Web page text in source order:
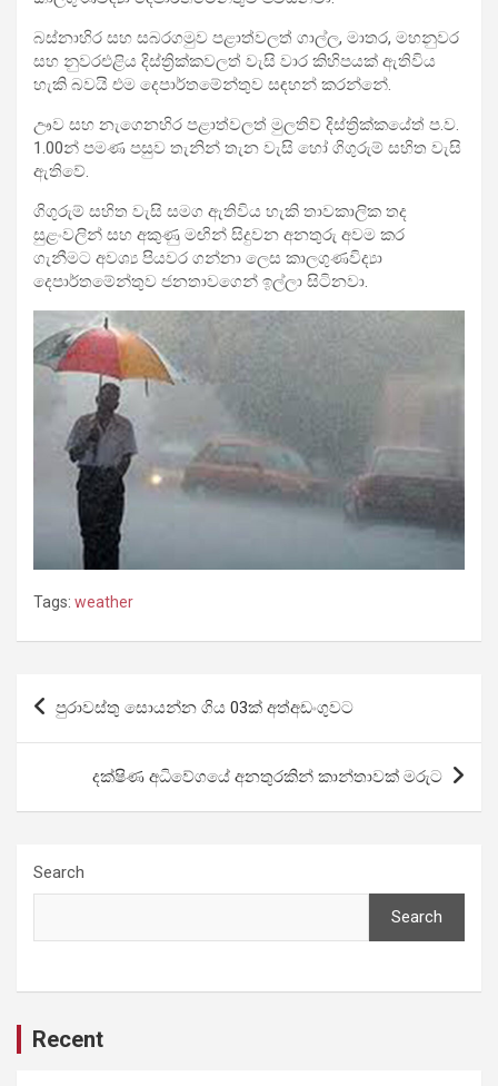
බස්නාහිර සහ සබරගමුව පළාත්වලත් ගාල්ල, මාතර, මහනුවර
සහ නුවරඑළිය දිස්ත්‍රික්කවලත් වැසි වාර කිහිපයක් ඇතිවිය
හැකි බවයි එම දෙපාර්තමේන්තුව සඳහන් කරන්නේ.
ඌව සහ නැගෙනහිර පළාත්වලත් මුලතිව් දිස්ත්‍රික්කයේත් ප.ව.
1.00න් පමණ පසුව තැනින් තැන වැසි හෝ ගිගුරුම් සහිත වැසි
ඇතිවේ.
ගිගුරුම් සහිත වැසි සමග ඇතිවිය හැකි තාවකාලික තද
සුළංවලින් සහ අකුණු මඟින් සිදුවන අනතුරු අවම කර
ගැනීමට අවශ්‍ය පියවර ගන්නා ලෙස කාලගුණවිද්‍යා
දෙපාර්තමේන්තුව ජනතාවගෙන් ඉල්ලා සිටිනවා.
Tags: weather
Post
navigation
පුරාවස්තු සොයන්න ගිය 03ක් අත්අඩංගුවට
දක්ෂිණ අධිවේගයේ අනතුරකින් කාන්තාවක් මරුට
Search
Search
Recent